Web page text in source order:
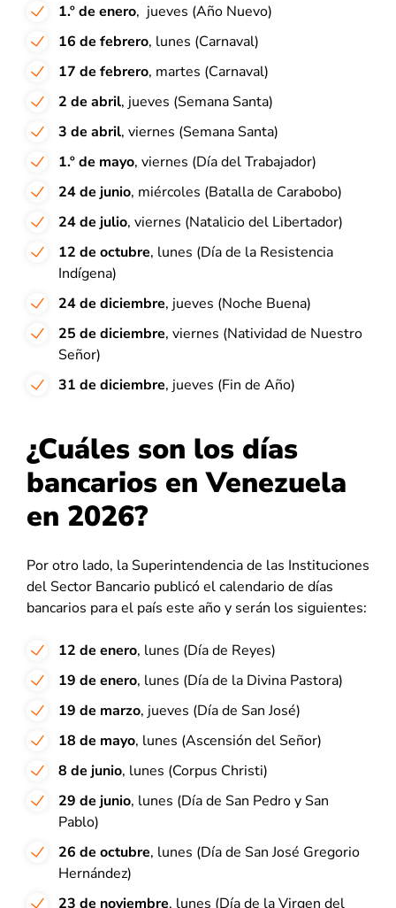
1.º de enero, jueves (Año Nuevo)
16 de febrero, lunes (Carnaval)
17 de febrero, martes (Carnaval)
2 de abril, jueves (Semana Santa)
3 de abril, viernes (Semana Santa)
1.º de mayo, viernes (Día del Trabajador)
24 de junio, miércoles (Batalla de Carabobo)
24 de julio, viernes (Natalicio del Libertador)
12 de octubre, lunes (Día de la Resistencia
Indígena)
24 de diciembre, jueves (Noche Buena)
25 de diciembre, viernes (Natividad de Nuestro
Señor)
31 de diciembre, jueves (Fin de Año)
¿Cuáles son los días
bancarios en Venezuela
en 2026?
Por otro lado, la Superintendencia de las Instituciones
del Sector Bancario publicó el calendario de días
bancarios para el país este año y serán los siguientes:
12 de enero, lunes (Día de Reyes)
19 de enero, lunes (Día de la Divina Pastora)
19 de marzo, jueves (Día de San José)
18 de mayo, lunes (Ascensión del Señor)
8 de junio, lunes (Corpus Christi)
29 de junio, lunes (Día de San Pedro y San
Pablo)
26 de octubre, lunes (Día de San José Gregorio
Hernández)
23 de noviembre, lunes (Día de la Virgen del